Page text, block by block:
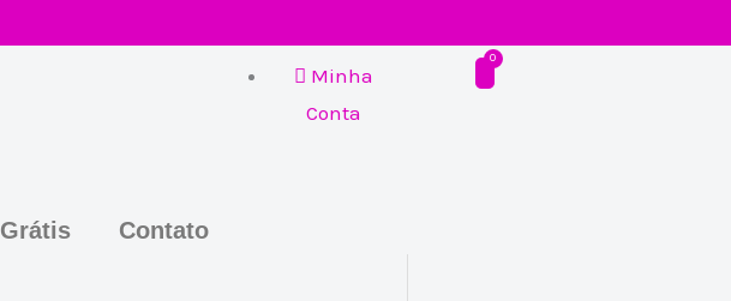
Minha
Conta
Grátis Contato